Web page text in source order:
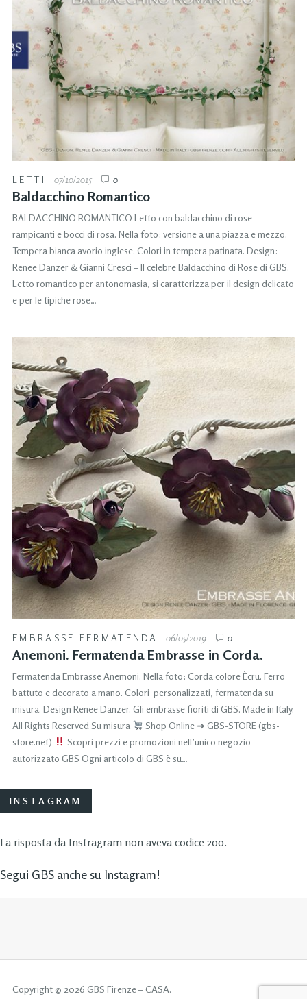
LETTI 07/10/2015 0
Baldacchino Romantico
BALDACCHINO ROMANTICO Letto con baldacchino di rose
rampicanti e bocci di rosa. Nella foto: versione a una piazza e mezzo.
Tempera bianca avorio inglese. Colori in tempera patinata. Design:
Renee Danzer & Gianni Cresci – Il celebre Baldacchino di Rose di GBS.
Letto romantico per antonomasia, si caratterizza per il design delicato
e per le tipiche rose…
EMBRASSE FERMATENDA 06/05/2019 0
Anemoni. Fermatenda Embrasse in Corda.
Fermatenda Embrasse Anemoni. Nella foto: Corda colore Ècru. Ferro
battuto e decorato a mano. Colori personalizzati, fermatenda su
misura. Design Renee Danzer. Gli embrasse fioriti di GBS. Made in Italy.
All Rights Reserved Su misura
Shop Online ➜ GBS-STORE (gbs-
store.net)
Scopri prezzi e promozioni nell’unico negozio
autorizzato GBS Ogni articolo di GBS è su…
INSTAGRAM
La risposta da Instragram non aveva codice 200.
Segui GBS anche su Instagram!
Copyright © 2026 GBS Firenze – CASA.